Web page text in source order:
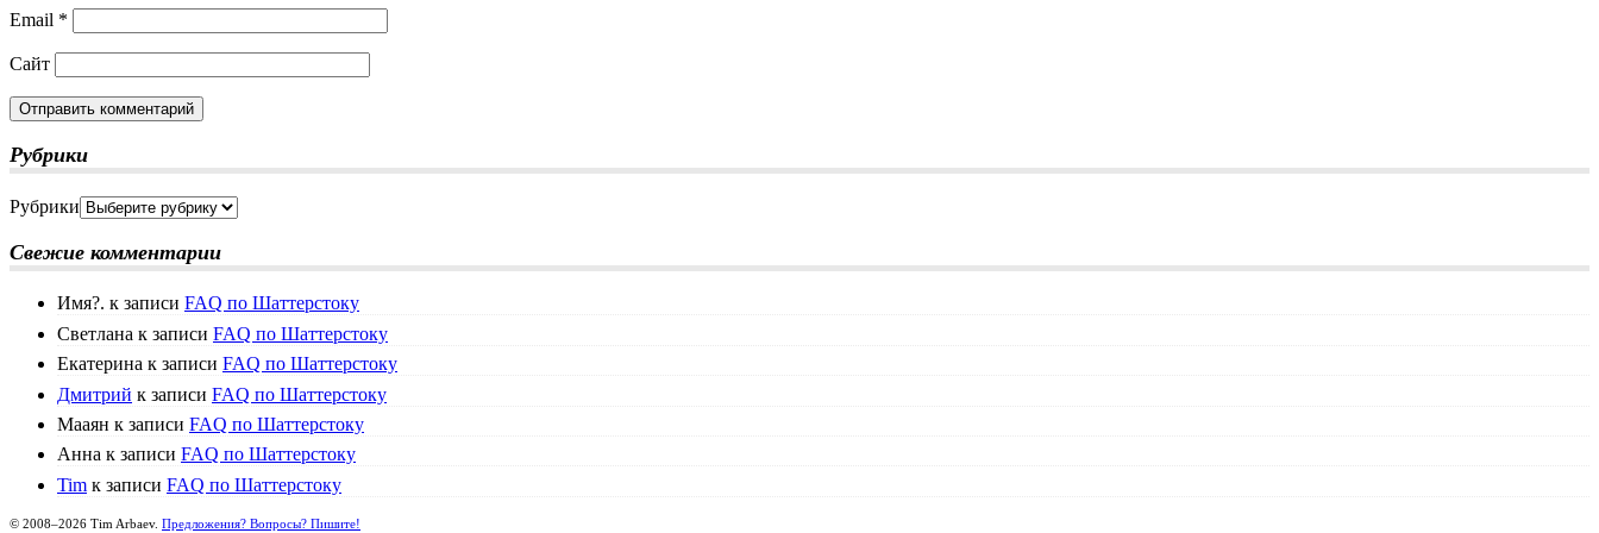
Email *
Сайт
Рубрики
Рубрики
Свежие комментарии
Имя?. к записи FAQ по Шаттерстоку
Светлана к записи FAQ по Шаттерстоку
Екатерина к записи FAQ по Шаттерстоку
Дмитрий к записи FAQ по Шаттерстоку
Мааян к записи FAQ по Шаттерстоку
Анна к записи FAQ по Шаттерстоку
Tim к записи FAQ по Шаттерстоку
© 2008–2026 Tim Arbaev. Предложения? Вопросы? Пишите!